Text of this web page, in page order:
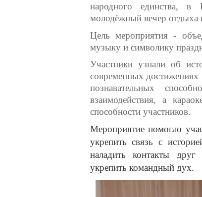
народного единства, в
молодёжный вечер отдыха
Цель мероприятия -
музыку и символику
Участники узнали об
современных достижениях
познавательных
взаимодействия, а
способности участников.
Мероприятие помогло
укрепить связь с
наладить контакты
укрепить командный дух.